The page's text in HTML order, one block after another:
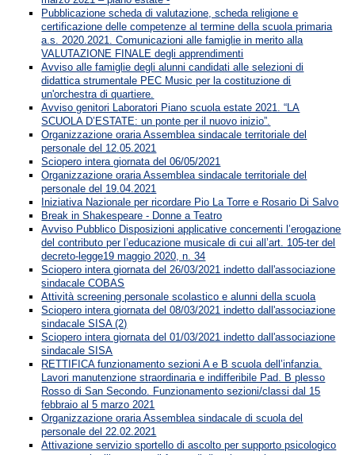
Pubblicazione scheda di valutazione, scheda religione e
certificazione delle competenze al termine della scuola primaria
a.s. 2020.2021. Comunicazioni alle famiglie in merito alla
VALUTAZIONE FINALE degli apprendimenti
Avviso alle famiglie degli alunni candidati alle selezioni di
didattica strumentale PEC Music per la costituzione di
un'orchestra di quartiere.
Avviso genitori Laboratori Piano scuola estate 2021. “LA
SCUOLA D’ESTATE: un ponte per il nuovo inizio”.
Organizzazione oraria Assemblea sindacale territoriale del
personale del 12.05.2021
Sciopero intera giornata del 06/05/2021
Organizzazione oraria Assemblea sindacale territoriale del
personale del 19.04.2021
Iniziativa Nazionale per ricordare Pio La Torre e Rosario Di Salvo
Break in Shakespeare - Donne a Teatro
Avviso Pubblico Disposizioni applicative concernenti l’erogazione
del contributo per l’educazione musicale di cui all’art. 105-ter del
decreto-legge19 maggio 2020, n. 34
Sciopero intera giornata del 26/03/2021 indetto dall'associazione
sindacale COBAS
Attività screening personale scolastico e alunni della scuola
Sciopero intera giornata del 08/03/2021 indetto dall'associazione
sindacale SISA (2)
Sciopero intera giornata del 01/03/2021 indetto dall'associazione
sindacale SISA
RETTIFICA funzionamento sezioni A e B scuola dell’infanzia.
Lavori manutenzione straordinaria e indifferibile Pad. B plesso
Rosso di San Secondo. Funzionamento sezioni/classi dal 15
febbraio al 5 marzo 2021
Organizzazione oraria Assemblea sindacale di scuola del
personale del 22.02.2021
Attivazione servizio sportello di ascolto per supporto psicologico